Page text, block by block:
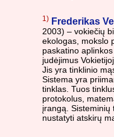
1) Frederikas
2003) – vokiečių
ekologas, mokslo
paskatino
judėjimus
Jis yra tinklinio
Sistema yra
tinklas. Tuos
protokolus,
įrangą. Sisteminių
nustatyti atskirų